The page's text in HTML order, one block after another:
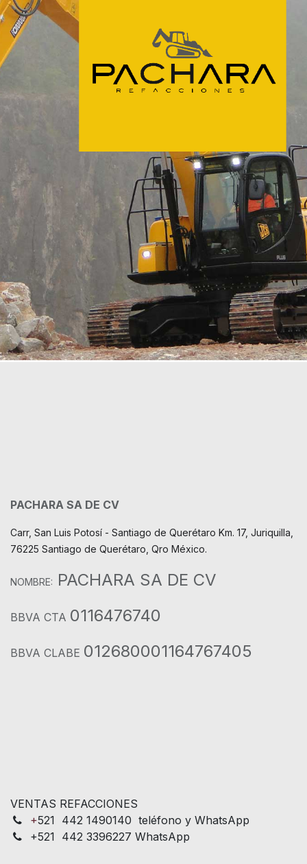
PACHARA SA DE CV
Carr, San Luis Potosí - Santiago de Querétaro Km. 17, Juriquilla,
76225 Santiago de Querétaro, Qro México.
NOMBRE: PACHARA SA DE CV
BBVA CTA 0116476740
BBVA CLABE 012680001164767405
VENTAS REFACCIONES
+521 442 1490140 teléfono y WhatsApp
+521 442 3396227 WhatsApp